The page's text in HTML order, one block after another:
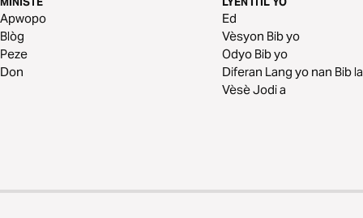
Apwopo
Blòg
Peze
Don
Ed
Vèsyon Bib yo
Odyo Bib yo
Diferan Lang yo nan Bib la
Vèsè Jodi a